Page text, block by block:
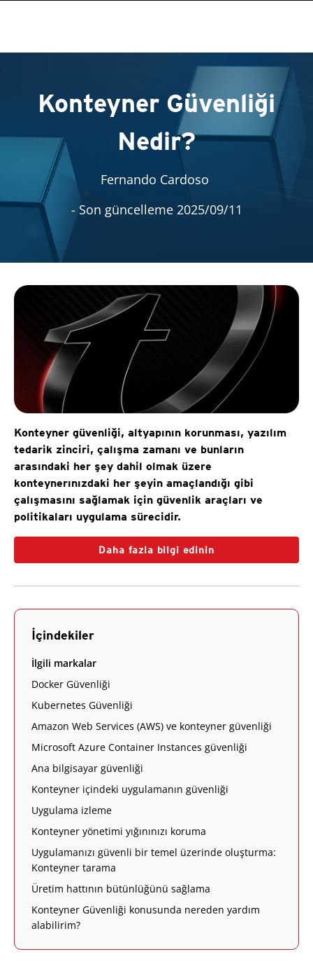
Konteyner Güvenliği
Nedir?
Fernando Cardoso
- Son güncelleme 2025/09/11
Konteyner güvenliği, altyapının korunması, yazılım
tedarik zinciri, çalışma zamanı ve bunların
arasındaki her şey dahil olmak üzere
konteynerınızdaki her şeyin amaçlandığı gibi
çalışmasını sağlamak için güvenlik araçları ve
politikaları uygulama sürecidir.
Daha fazla bilgi edinin
İçindekiler
İlgili markalar
Docker Güvenliği
Kubernetes Güvenliği
Amazon Web Services (AWS) ve konteyner güvenliği
Microsoft Azure Container Instances güvenliği
Ana bilgisayar güvenliği
Konteyner içindeki uygulamanın güvenliği
Uygulama izleme
Konteyner yönetimi yığınınızı koruma
Uygulamanızı güvenli bir temel üzerinde oluşturma:
Konteyner tarama
Üretim hattının bütünlüğünü sağlama
Konteyner Güvenliği konusunda nereden yardım
alabilirim?